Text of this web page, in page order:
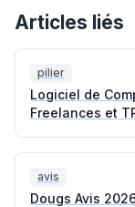
Articles liés
pilier
Logiciel de
Freelances et
avis
Dougs Avis